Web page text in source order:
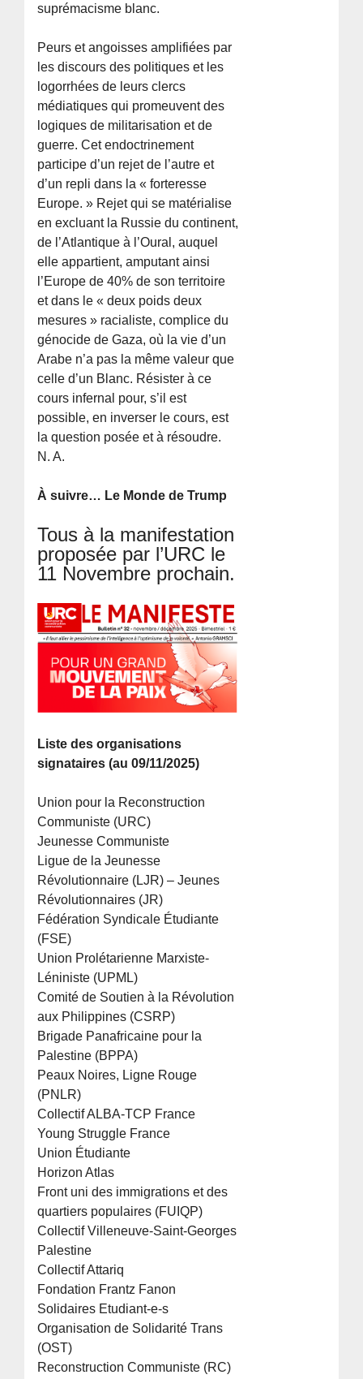
suprémacisme blanc.
Peurs et angoisses amplifiées par
les discours des politiques et les
logorrhées de leurs clercs
médiatiques qui promeuvent des
logiques de militarisation et de
guerre. Cet endoctrinement
participe d’un rejet de l’autre et
d’un repli dans la « forteresse
Europe. » Rejet qui se matérialise
en excluant la Russie du continent,
de l’Atlantique à l’Oural, auquel
elle appartient, amputant ainsi
l’Europe de 40% de son territoire
et dans le « deux poids deux
mesures » racialiste, complice du
génocide de Gaza, où la vie d’un
Arabe n’a pas la même valeur que
celle d’un Blanc. Résister à ce
cours infernal pour, s’il est
possible, en inverser le cours, est
la question posée et à résoudre.
N. A.
À suivre… Le Monde de Trump
Tous à la manifestation
proposée par l’URC le
11 Novembre prochain.
Liste des organisations
signataires (au 09/11/2025)
Union pour la Reconstruction
Communiste (URC)
Jeunesse Communiste
Ligue de la Jeunesse
Révolutionnaire (LJR) – Jeunes
Révolutionnaires (JR)
Fédération Syndicale Étudiante
(FSE)
Union Prolétarienne Marxiste-
Léniniste (UPML)
Comité de Soutien à la Révolution
aux Philippines (CSRP)
Brigade Panafricaine pour la
Palestine (BPPA)
Peaux Noires, Ligne Rouge
(PNLR)
Collectif ALBA-TCP France
Young Struggle France
Union Étudiante
Horizon Atlas
Front uni des immigrations et des
quartiers populaires (FUIQP)
Collectif Villeneuve-Saint-Georges
Palestine
Collectif Attariq
Fondation Frantz Fanon
Solidaires Etudiant-e-s
Organisation de Solidarité Trans
(OST)
Reconstruction Communiste (RC)